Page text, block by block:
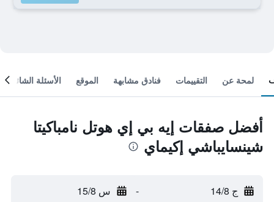
لمحة عن التقييمات فنادق مشابهة الموقع الأسئلة الشائعة
أفضل صفقات إيه بي إي هوتل نامباكيتا
شينسايباشي إكيماي
ج 14/8 - س 15/8